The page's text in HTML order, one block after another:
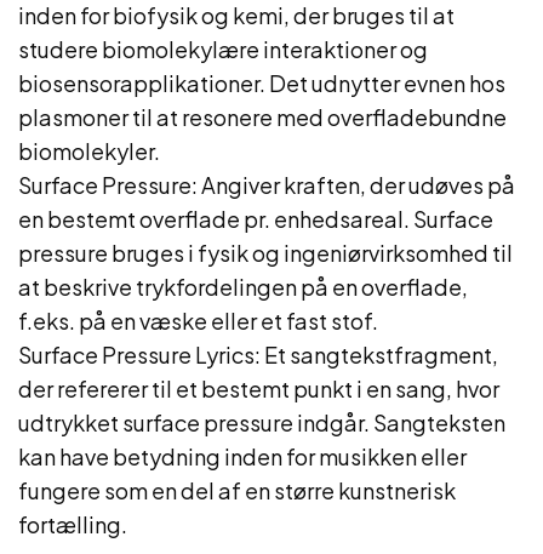
inden for biofysik og kemi, der bruges til at
studere biomolekylære interaktioner og
biosensorapplikationer. Det udnytter evnen hos
plasmoner til at resonere med overfladebundne
biomolekyler.
Surface Pressure: Angiver kraften, der udøves på
en bestemt overflade pr. enhedsareal. Surface
pressure bruges i fysik og ingeniørvirksomhed til
at beskrive trykfordelingen på en overflade,
f.eks. på en væske eller et fast stof.
Surface Pressure Lyrics: Et sangtekstfragment,
der refererer til et bestemt punkt i en sang, hvor
udtrykket surface pressure indgår. Sangteksten
kan have betydning inden for musikken eller
fungere som en del af en større kunstnerisk
fortælling.